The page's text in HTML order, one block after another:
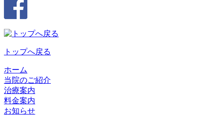
トップへ戻る
ホーム
当院のご紹介
治療案内
料金案内
お知らせ